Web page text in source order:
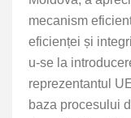
mecanism
eficienței și
u-se la
reprezentantul
baza procesului